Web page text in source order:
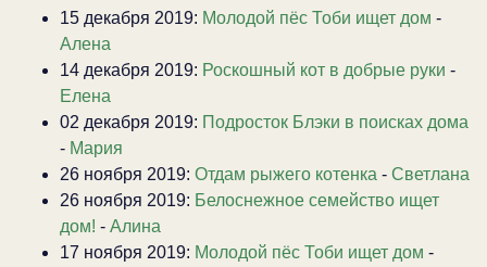
15 декабря 2019: Молодой пёс Тоби ищет дом -
Алена
14 декабря 2019: Роскошный кот в добрые руки -
Елена
02 декабря 2019: Подросток Блэки в поисках дома
- Мария
26 ноября 2019: Отдам рыжего котенка - Светлана
26 ноября 2019: Белоснежное семейство ищет
дом! - Алина
17 ноября 2019: Молодой пёс Тоби ищет дом -